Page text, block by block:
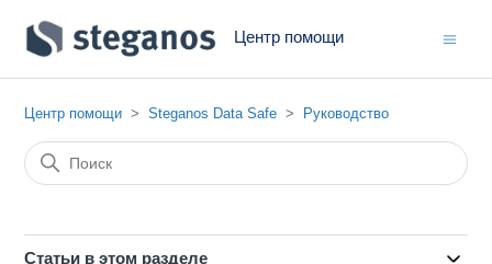
Центр помощи
Центр помощи Steganos Data Safe Руководство
Статьи в этом разделе